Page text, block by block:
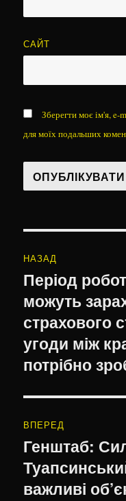
САЙТ
Зберегти моє ім'я, e-
для моїх подальших
записів
НАЗАД
Попередній
запис:
Період
можуть
страхового
угоди між
потрібно
ВПЕРЕД
Наступний
запис:
Генштаб:
важливі